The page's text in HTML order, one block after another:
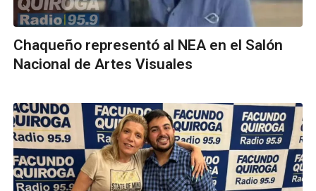
Chaqueño representó al NEA en el Salón
Nacional de Artes Visuales